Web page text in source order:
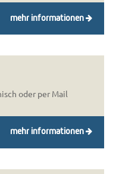
mehr informationen
oder per Mail
mehr informationen